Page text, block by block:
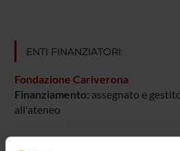
ENTI FINANZIATORI:
Fondazione Cariverona
Finanziamento: assegnato e
all'ateneo